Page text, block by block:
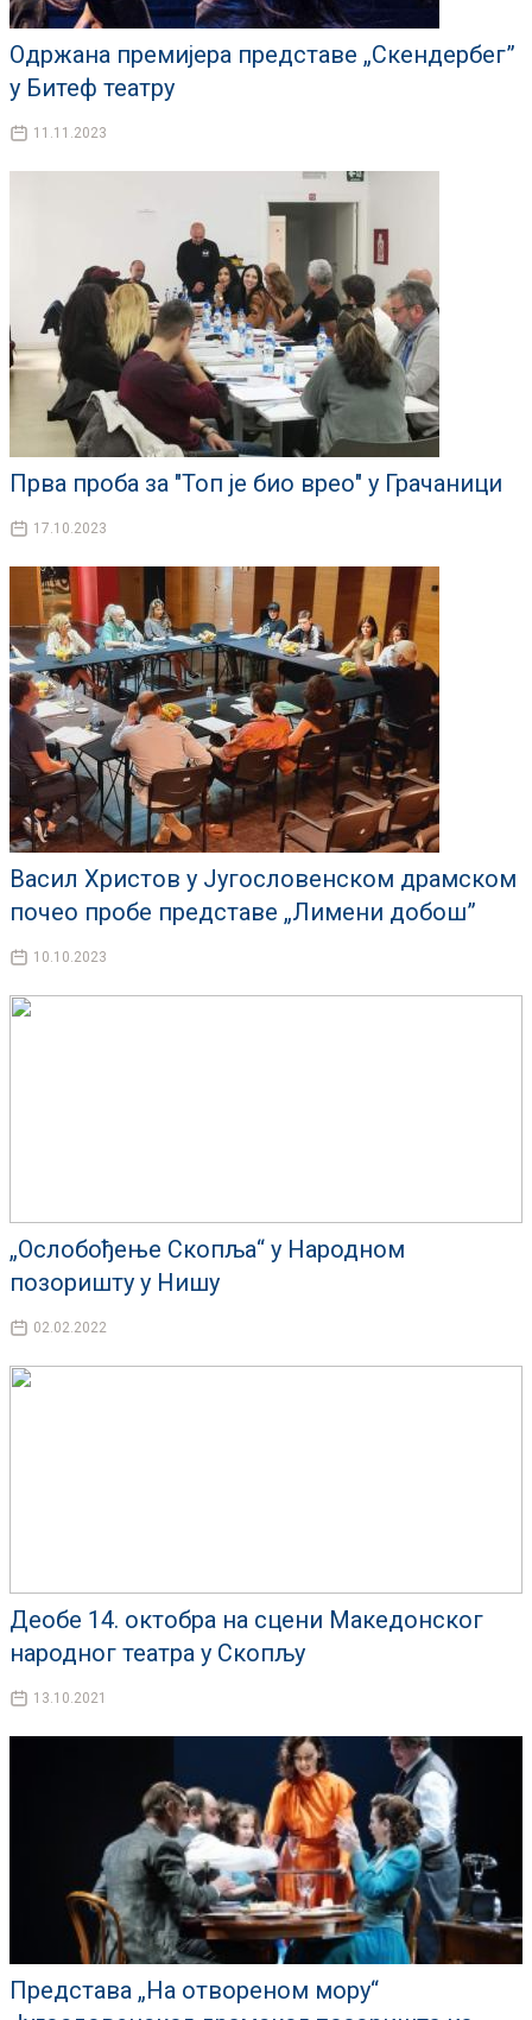
Одржана премијера представе „Скендербег”
у Битеф театру
11.11.2023
Прва проба за "Топ је био врео" у Грачаници
17.10.2023
Васил Христов у Југословенском драмском
почео пробе представе „Лимени добош”
10.10.2023
„Ослобођење Скопља“ у Народном
позоришту у Нишу
02.02.2022
Деобе 14. октобра на сцени Македонског
народног театра у Скопљу
13.10.2021
Представа „На отвореном мору“